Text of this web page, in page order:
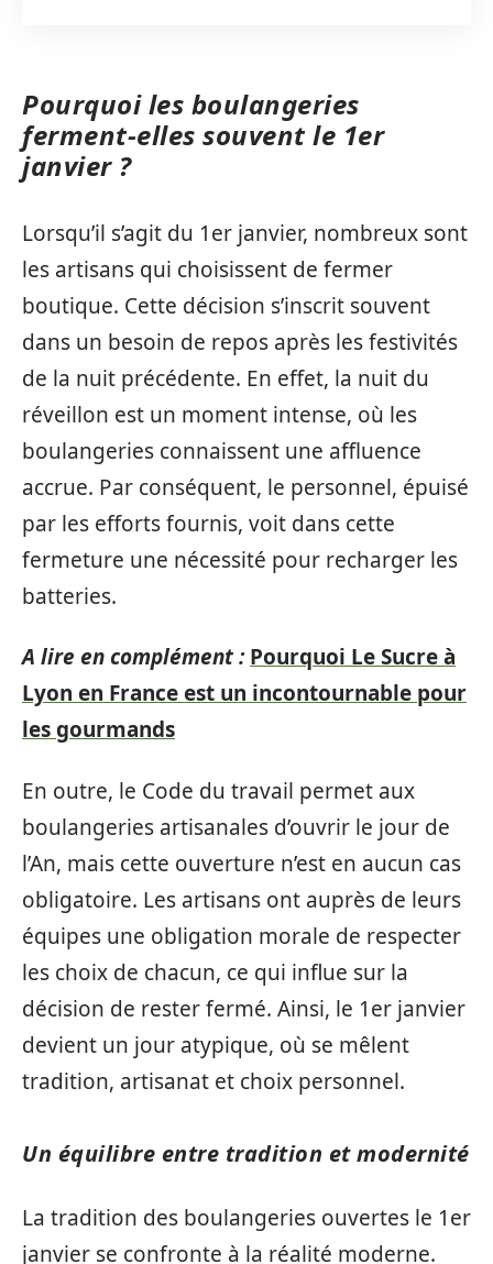
Pourquoi les boulangeries
ferment-elles souvent le 1er
janvier ?
Lorsqu’il s’agit du 1er janvier, nombreux sont
les artisans qui choisissent de fermer
boutique. Cette décision s’inscrit souvent
dans un besoin de repos après les festivités
de la nuit précédente. En effet, la nuit du
réveillon est un moment intense, où les
boulangeries connaissent une affluence
accrue. Par conséquent, le personnel, épuisé
par les efforts fournis, voit dans cette
fermeture une nécessité pour recharger les
batteries.
A lire en complément : Pourquoi Le Sucre à
Lyon en France est un incontournable pour
les gourmands
En outre, le Code du travail permet aux
boulangeries artisanales d’ouvrir le jour de
l’An, mais cette ouverture n’est en aucun cas
obligatoire. Les artisans ont auprès de leurs
équipes une obligation morale de respecter
les choix de chacun, ce qui influe sur la
décision de rester fermé. Ainsi, le 1er janvier
devient un jour atypique, où se mêlent
tradition, artisanat et choix personnel.
Un équilibre entre tradition et modernité
La tradition des boulangeries ouvertes le 1er
janvier se confronte à la réalité moderne.